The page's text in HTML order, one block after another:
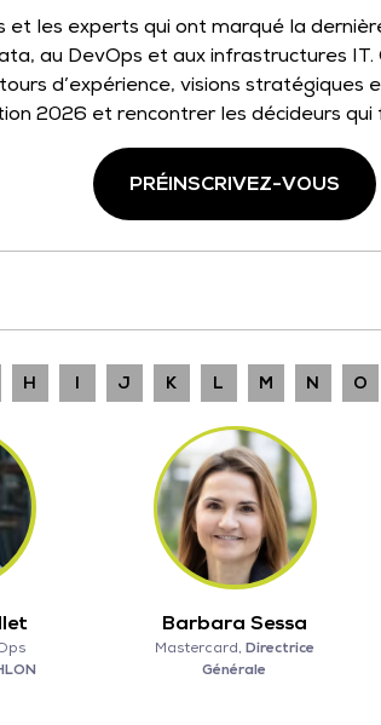
et les experts qui ont marqué la
au DevOps et aux infrastructures
d’expérience, visions stratégiques
2026 et rencontrer les décideurs
PRÉINSCRIVEZ-VOUS
H I J K L M N O
Barbara Sessa
Mastercard, Directrice
Générale